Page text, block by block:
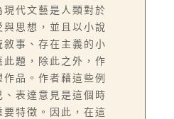
現代文藝是人類對於
思想，並且以小說
事、存在主義的小
題，除此之外，作
品。作者藉這些例
表達意見是這個時
特徵。因此，在這